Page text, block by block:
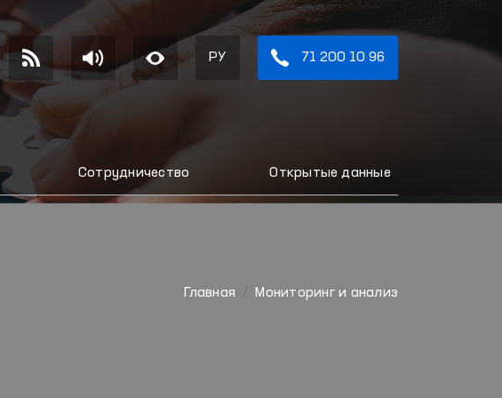
РУ 71 200 10 96
Сотрудничество Открытые данные
Главная Мониторинг и анализ